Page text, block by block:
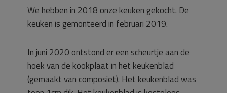
We hebben in 2018 onze keuken gekocht. De
keuken is gemonteerd in februari 2019.
In juni 2020 ontstond er een scheurtje aan de
hoek van de kookplaat in het keukenblad
(gemaakt van composiet). Het keukenblad was